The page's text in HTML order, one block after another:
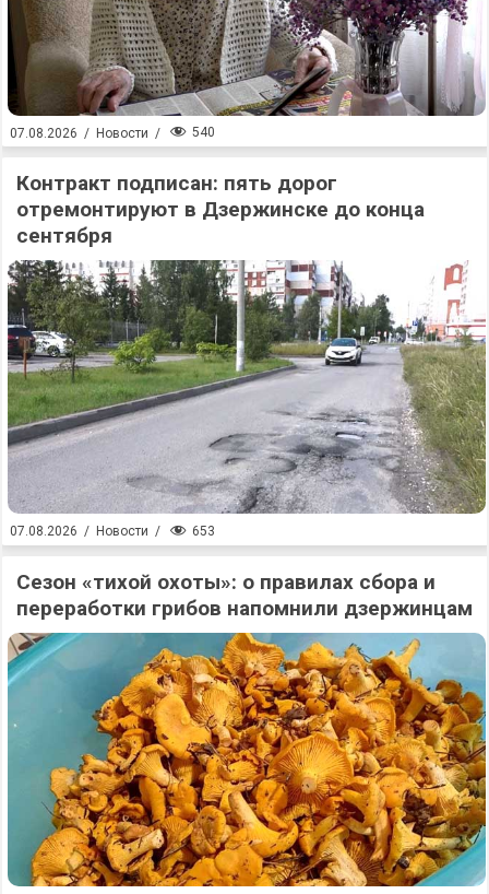
07.08.2026 / Новости / 540
Контракт подписан: пять дорог
отремонтируют в Дзержинске до конца
сентября
07.08.2026 / Новости / 653
Сезон «тихой охоты»: о правилах сбора и
переработки грибов напомнили дзержинцам